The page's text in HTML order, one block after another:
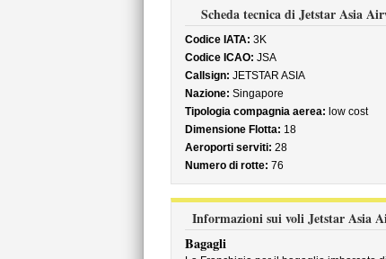
Scheda tecnica di Jetstar Asia
Codice IATA: 3K
Codice ICAO: JSA
Callsign: JETSTAR ASIA
Nazione: Singapore
Tipologia compagnia aerea: low cost
Dimensione Flotta: 18
Aeroporti serviti: 28
Numero di rotte: 76
Informazioni sui voli Jetstar Asia
Bagagli